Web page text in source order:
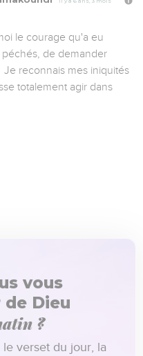
le courage qu'a eu
de demander
reconnais mes iniquités
totalement agir dans
vous
Dieu
?
verset du jour, la